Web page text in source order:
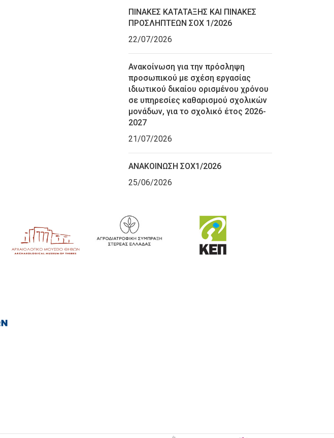
ΠΙΝΑΚΕΣ ΚΑΤΑΤΑΞΗΣ ΚΑΙ ΠΙΝΑΚΕΣ
ΠΡΟΣΛΗΠΤΕΩΝ ΣΟΧ 1/2026
22/07/2026
Ανακοίνωση για την πρόσληψη
προσωπικού με σχέση εργασίας
ιδιωτικού δικαίου ορισμένου χρόνου
σε υπηρεσίες καθαρισμού σχολικών
μονάδων, για το σχολικό έτος 2026-
2027
21/07/2026
ΑΝΑΚΟΙΝΩΣΗ ΣΟΧ1/2026
25/06/2026